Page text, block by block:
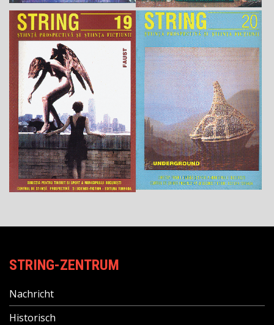
STRING-ZENTRUM
Nachricht
Historisch